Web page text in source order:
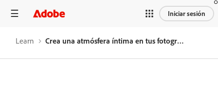
Iniciar sesión
Learn Crea una atmósfera íntima en tus fotografías